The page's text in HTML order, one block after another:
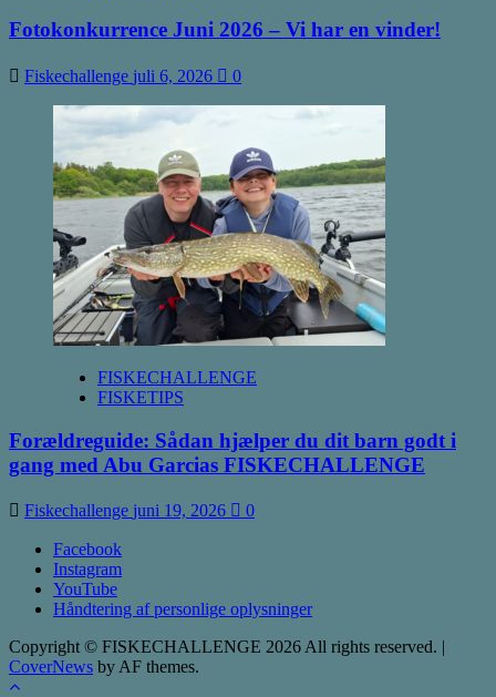
Fotokonkurrence Juni 2026 – Vi har en vinder!
Fiskechallenge juli 6, 2026 0
FISKECHALLENGE
FISKETIPS
Forældreguide: Sådan hjælper du dit barn godt i
gang med Abu Garcias FISKECHALLENGE
Fiskechallenge juni 19, 2026 0
Facebook
Instagram
YouTube
Håndtering af personlige oplysninger
Copyright © FISKECHALLENGE 2026 All rights reserved. |
CoverNews by AF themes.